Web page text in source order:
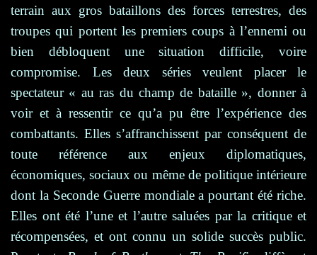
terrain aux gros bataillons des forces terrestres, des
troupes qui portent les premiers coups à l’ennemi ou
bien débloquent une situation difficile, voire
compromise. Les deux séries veulent placer le
spectateur « au ras du champ de bataille », donner à
voir et à ressentir ce qu’a pu être l’expérience des
combattants. Elles s’affranchissent par conséquent de
toute référence aux enjeux diplomatiques,
économiques, sociaux ou même de politique intérieure
dont la Seconde Guerre mondiale a pourtant été riche.
Elles ont été l’une et l’autre saluées par la critique et
récompensées, et ont connu un solide succès public.